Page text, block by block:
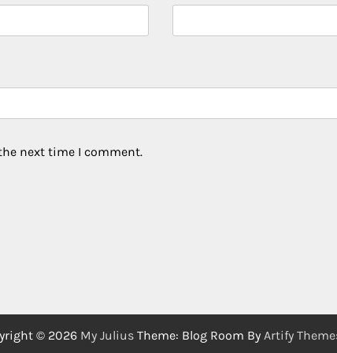
next time I comment.
© 2026 My Julius Theme: Blog Room By Artify